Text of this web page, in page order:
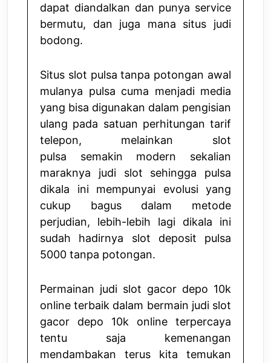
dapat diandalkan dan punya service
bermutu, dan juga mana situs judi
bodong.
Situs slot pulsa tanpa potongan awal
mulanya pulsa cuma menjadi media
yang bisa digunakan dalam pengisian
ulang pada satuan perhitungan tarif
telepon, melainkan slot
pulsa semakin modern sekalian
maraknya judi slot sehingga pulsa
dikala ini mempunyai evolusi yang
cukup bagus dalam metode
perjudian, lebih-lebih lagi dikala ini
sudah hadirnya slot deposit pulsa
5000 tanpa potongan.
Permainan judi slot gacor depo 10k
online terbaik dalam bermain judi slot
gacor depo 10k online terpercaya
tentu saja kemenangan
mendambakan terus kita temukan